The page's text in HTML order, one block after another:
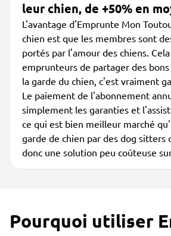
leur chien, de +50% en
L'avantage d'Emprunte Mon
chien est que les membres sont
portés par l'amour des chiens.
emprunteurs de partager des
la garde du chien, c'est vraiment
Le paiement de l'abonnement
simplement les garanties et
ce qui est bien meilleur marché
garde de chien par des dog sitters
donc une solution peu coûteuse
Pourquoi utiliser